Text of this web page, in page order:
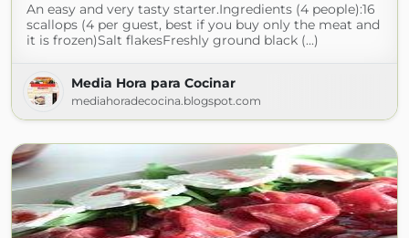
An easy and very tasty starter.Ingredients (4 people):16
scallops (4 per guest, best if you buy only the meat and
it is frozen)Salt flakesFreshly ground black (...)
Media Hora para Cocinar
mediahoradecocina.blogspot.com